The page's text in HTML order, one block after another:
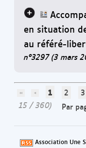
en situation
au référé-
n°3297 (3 mars
1 2
3
15 / 360)
Par
Association Une